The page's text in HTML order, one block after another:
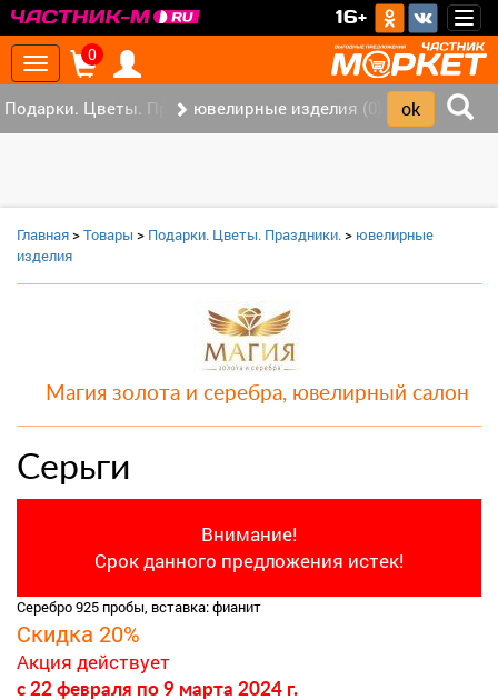
16+
Toggle
navigation
0
Подарки. Цветы. Праздники. (0)ювелирные изделия (0)
Главная>Товары > Подарки. Цветы. Праздники.> ювелирные
изделия
Магия золота и серебра, ювелирный салон
Серьги
Внимание!
Срок данного предложения истек!
Серебро 925 пробы, вставка: фианит
Скидка 20%
Акция действует
c 22 февраля по 9 марта 2024 г.